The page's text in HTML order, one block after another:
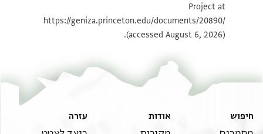
תנאי היתר שימוש בתצלום
Project at
https://geniza.princeton.edu/documents/20890/
(accessed August 6, 2026).
חיפוש אודות עזרה